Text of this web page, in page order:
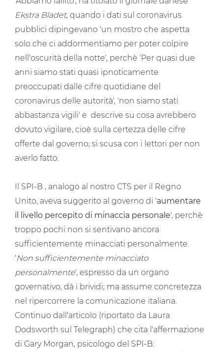
Ekstra Bladet, quando i dati sul coronavirus
pubblici dipingevano 'un mostro che aspetta
solo che ci addormentiamo per poter colpire
nell'oscurità della notte', perchè 'Per quasi due
anni siamo stati quasi ipnoticamente
preoccupati dalle cifre quotidiane del
coronavirus delle autorità', 'non siamo stati
abbastanza vigili' e descrive su cosa avrebbero
dovuto vigilare, cioè sulla certezza delle cifre
offerte dal governo; si scusa con i lettori per non
averlo fatto.
Il SPI-B , analogo al nostro CTS per il Regno
Unito, aveva suggerito al governo di 'aumentare
il livello percepito di minaccia personale', perchè
troppo pochi non si sentivano ancora
sufficientemente minacciati personalmente.
'Non sufficientemente minacciato
personalmente', espresso da un organo
governativo, dà i brividi; ma assume concretezza
nel ripercorrere la comunicazione italiana.
Continuo dall'articolo (riportato da Laura
Dodsworth sul Telegraph) che cita l'affermazione
di Gary Morgan, psicologo del SPI-B: